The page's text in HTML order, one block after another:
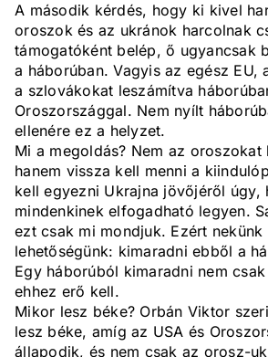
A második kérdés, hogy ki kivel
oroszok és az ukránok harcolnak
támogatóként belép, ő ugyancsak
a háborúban. Vagyis az egész EU,
a szlovákokat leszámítva
Oroszországgal. Nem nyílt
ellenére ez a helyzet.
Mi a megoldás? Nem az oroszokat
hanem vissza kell menni a
kell egyezni Ukrajna jövőjéről úgy,
mindenkinek elfogadható legyen.
ezt csak mi mondjuk. Ezért nekünk
lehetőségünk: kimaradni ebből a
Egy háborúból kimaradni nem
ehhez erő kell.
Mikor lesz béke? Orbán Viktor
lesz béke, amíg az USA és
állapodik, és nem csak az orosz-